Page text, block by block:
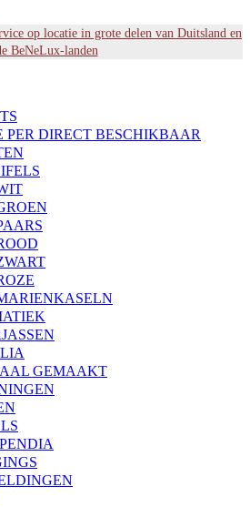
op locatie in grote delen van Duitsland en
BeNeLux-landen
PER DIRECT BESCHIKBAAR
GEMAAKT